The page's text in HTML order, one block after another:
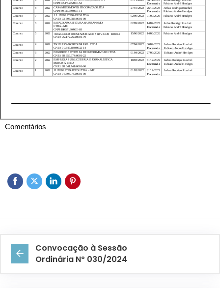
Comentários
Convocação à Sessão
Ordinária Nº 030/2024